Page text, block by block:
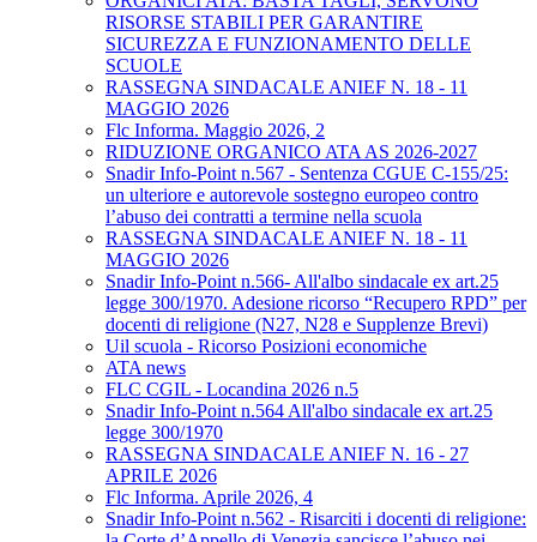
RISORSE STABILI PER GARANTIRE
SICUREZZA E FUNZIONAMENTO DELLE
SCUOLE
RASSEGNA SINDACALE ANIEF N. 18 - 11
MAGGIO 2026
Flc Informa. Maggio 2026, 2
RIDUZIONE ORGANICO ATA AS 2026-2027
Snadir Info-Point n.567 - Sentenza CGUE C‑155/25:
un ulteriore e autorevole sostegno europeo contro
l’abuso dei contratti a termine nella scuola
RASSEGNA SINDACALE ANIEF N. 18 - 11
MAGGIO 2026
Snadir Info-Point n.566- All'albo sindacale ex art.25
legge 300/1970. Adesione ricorso “Recupero RPD” per
docenti di religione (N27, N28 e Supplenze Brevi)
Uil scuola - Ricorso Posizioni economiche
ATA news
FLC CGIL - Locandina 2026 n.5
Snadir Info-Point n.564 All'albo sindacale ex art.25
legge 300/1970
RASSEGNA SINDACALE ANIEF N. 16 - 27
APRILE 2026
Flc Informa. Aprile 2026, 4
Snadir Info-Point n.562 - Risarciti i docenti di religione: